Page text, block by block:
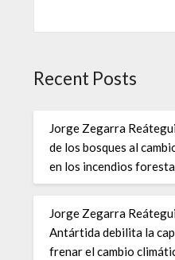
Recent Posts
Jorge Zegarra
de los bosques al
en los incendios
Jorge Zegarra
Antártida debilita la
frenar el cambio